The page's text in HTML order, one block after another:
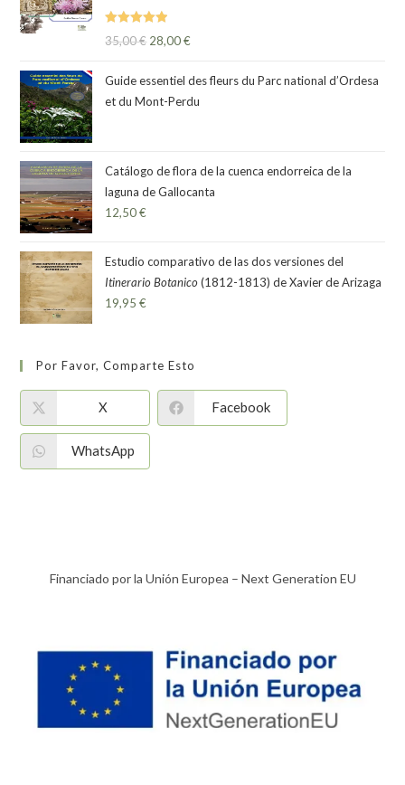
Valorado
35,00€ 28,00€
Guide essentiel des fleurs du Parc national d’Ordesa
et du Mont-Perdu
Catálogo de flora de la cuenca endorreica de la
laguna de Gallocanta
12,50€
Estudio comparativo de las dos versiones del
Itinerario Botanico(1812-1813) de Xavier de Arizaga
19,95€
Por Favor, Comparte Esto
X Facebook
WhatsApp
Financiado por la Unión Europea – Next Generation EU​